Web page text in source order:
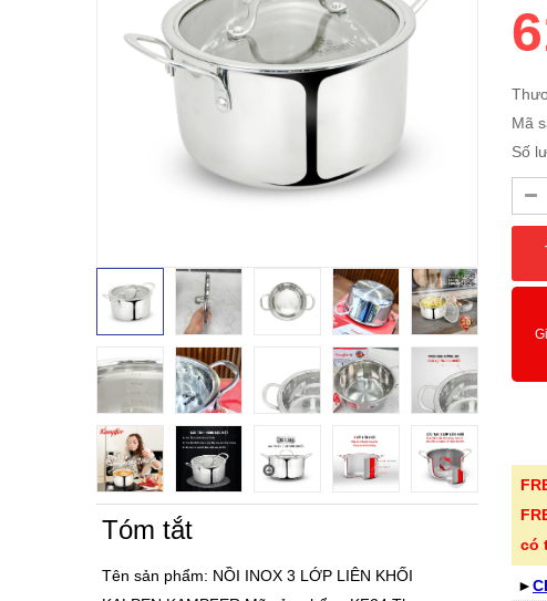
Tóm tắt
Tên sản phẩm: NỒI INOX 3 LỚP LIÊN KHỐI
Mã
Số
có
►
Sale
2026